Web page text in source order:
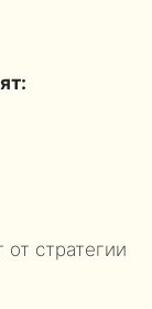
стратегии